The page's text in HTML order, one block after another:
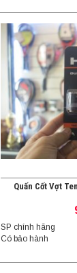
Quấn Cốt Vợt
SP chính hãng
Có bảo hành